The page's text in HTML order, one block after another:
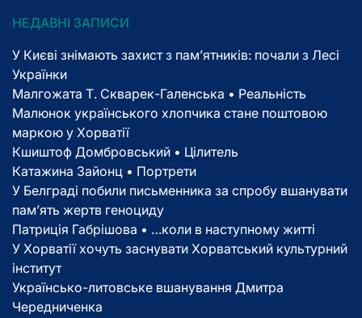
НЕДАВНІ ЗАПИСИ
У Києві знімають захист з пам’ятників: почали з Лесі
Українки
Малгожата Т. Скварек-Галенська • Реальність
Малюнок українського хлопчика стане поштовою
маркою у Хорватії
Кшиштоф Домбровський • Цілитель
Катажина Зайонц • Портрети
У Белграді побили письменника за спробу вшанувати
пам’ять жертв геноциду
Патриція Габрішова • …коли в наступному житті
У Хорватії хочуть заснувати Хорватський культурний
інститут
Українсько-литовське вшанування Дмитра
Чередниченка